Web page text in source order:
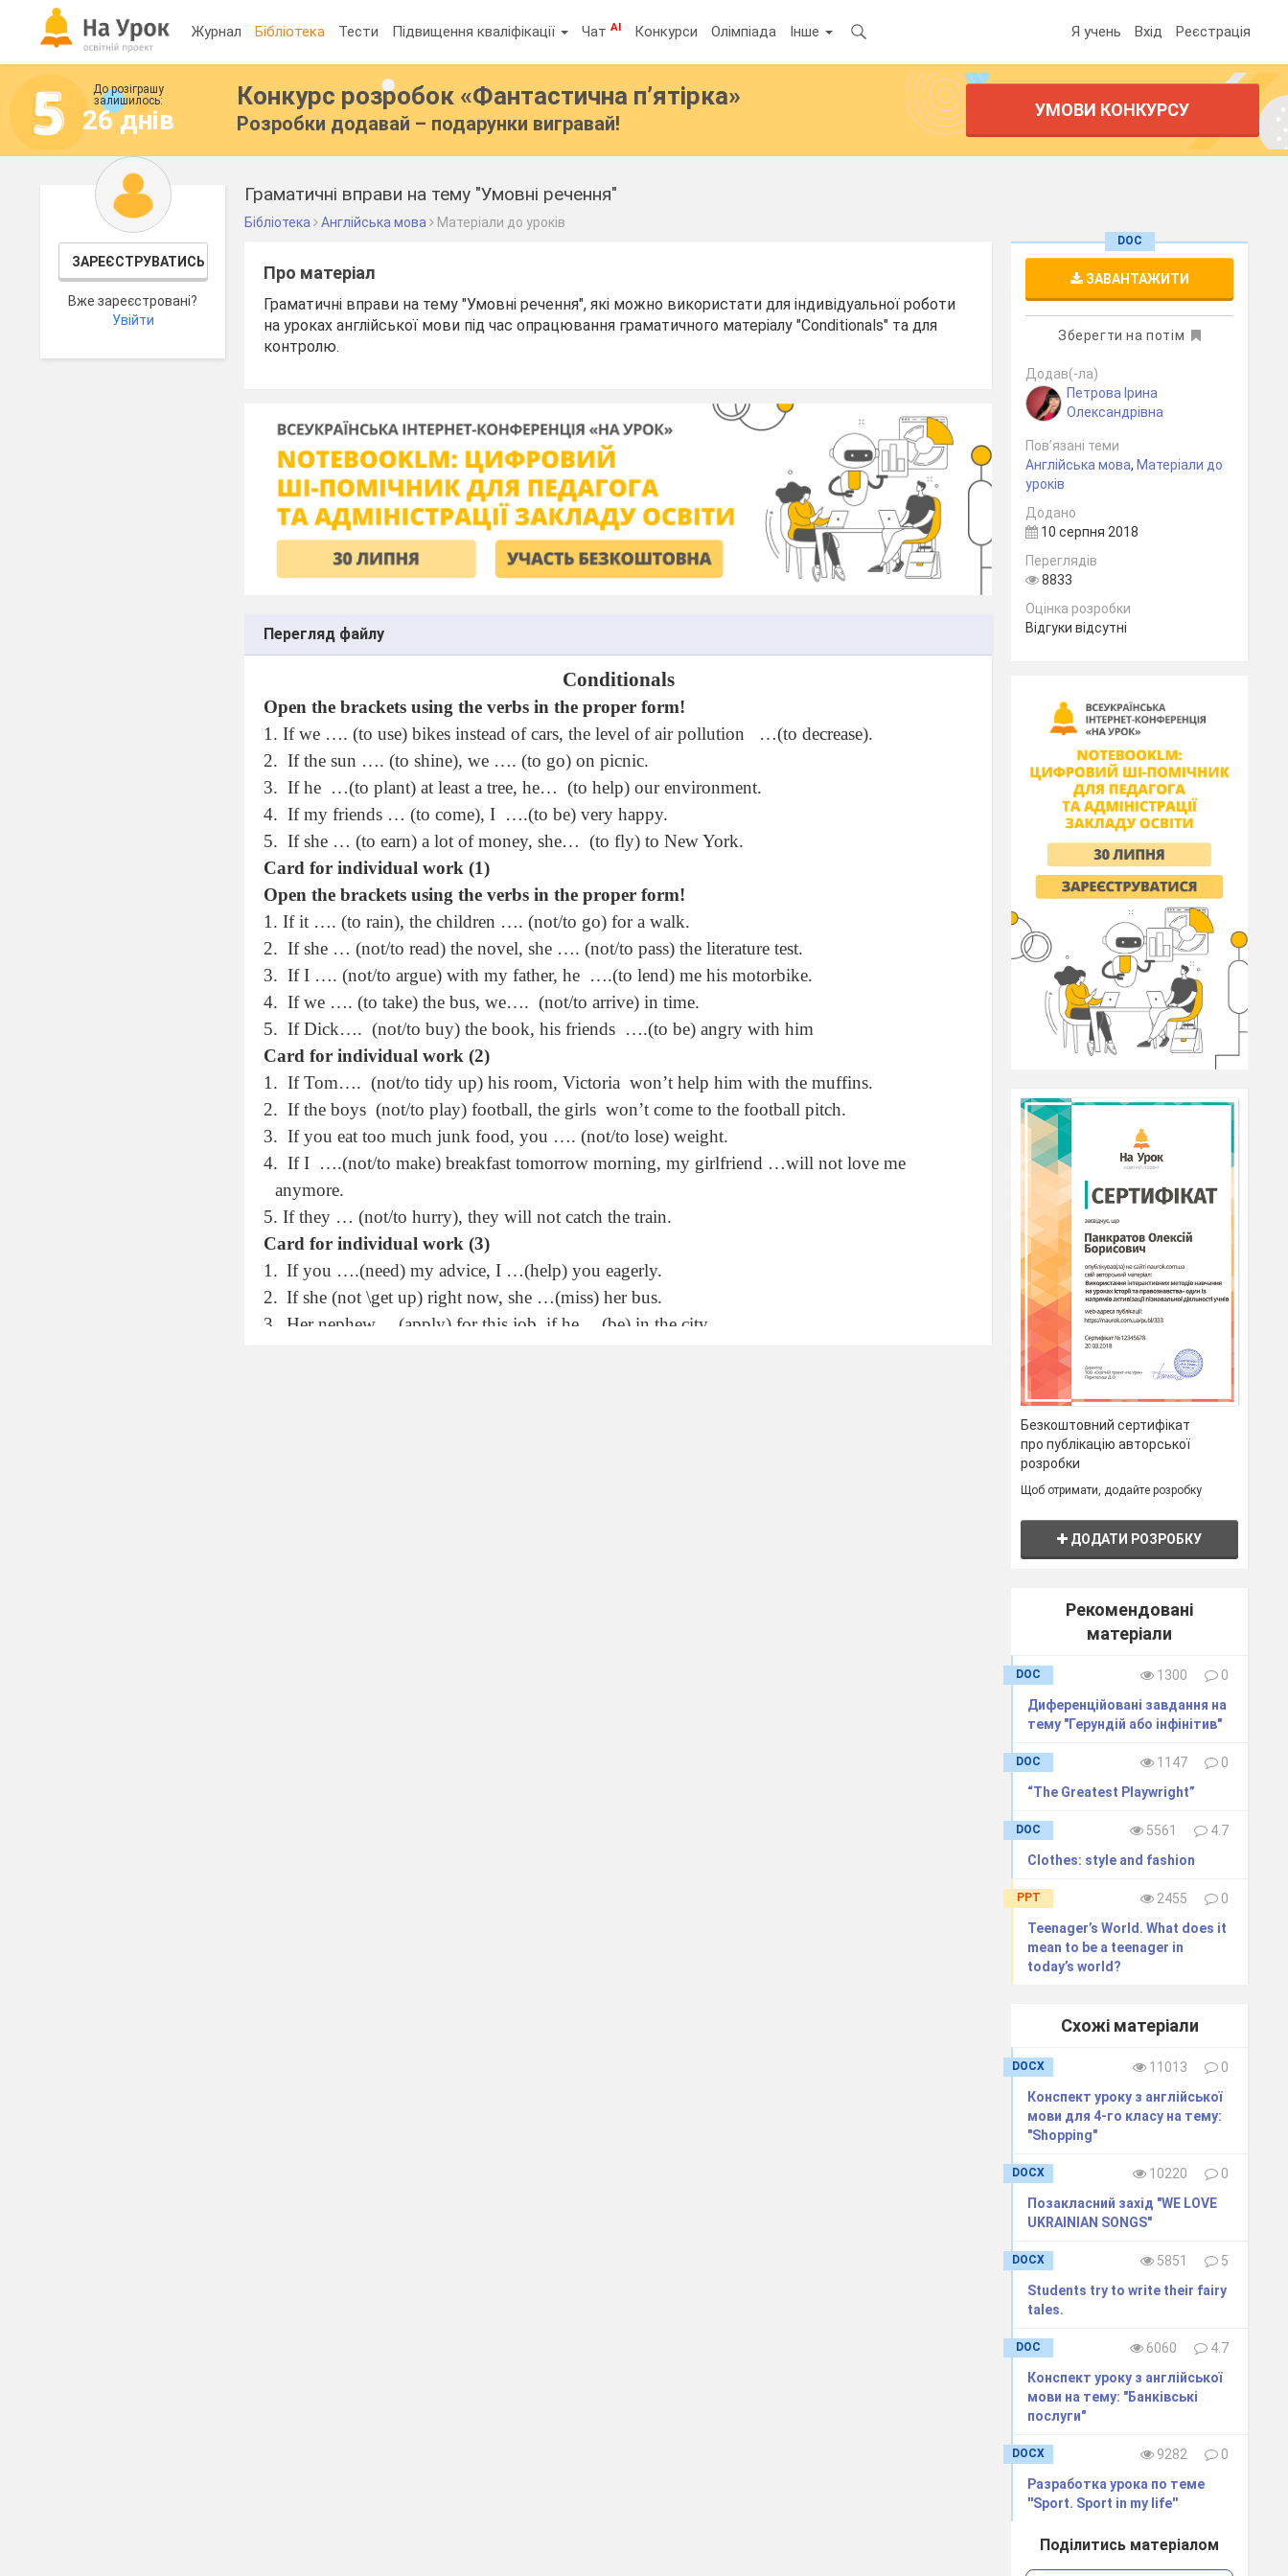
Журнал Бібліотека Тести Підвищення кваліфікації ЧатAI Конкурси Олімпіада Інше Я учень Вхід Реєстрація
До розіграшу
залишилось:
26 днів
Конкурс розробок «Фантастична п’ятірка»
Розробки додавай – подарунки вигравай!
УМОВИ КОНКУРСУ
ЗАРЕЄСТРУВАТИСЬ
Вже зареєстровані?
Увійти
Граматичні вправи на тему "Умовні речення"
Бібліотека Англійська мова Матеріали до уроків
Про матеріал
Граматичні вправи на тему "Умовні речення", які можно використати для індивідуальної роботи
на уроках англійської мови під час опрацювання граматичного матеріалу "Conditionals" та для
контролю.
Перегляд файлу
Conditionals
Open the brackets using the verbs in the proper form!
1. If we …. (to use) bikes instead of cars, the level of air pollution
…(to decrease).
2. If the sun …. (to shine), we …. (to go) on picnic.
3. If he …(to plant) at least a tree, he… (to help) our environment.
4. If my friends … (to come), I ….(to be) very happy.
5. If she … (to earn) a lot of money, she… (to fly) toNew York.
Card for individual work (1)
Open the brackets using the verbs in the proper form!
1. If it …. (to rain), the children …. (not/to go) for a walk.
2. If she … (not/to read) the novel, she …. (not/to pass) the literature test.
3. If I …. (not/to argue) with my father, he ….(to lend) me his motorbike.
4. If we …. (to take) the bus, we…. (not/to arrive) in time.
5. If Dick…. (not/to buy) the book, his friends ….(to be) angry with him
Card for individual work (2)
1. If Tom…. (not/to tidy up) his room, Victoria won’t help him with the muffins.
2. If the boys (not/to play) football, the girls won’t come to the football pitch.
3. If you eat too much junk food, you …. (not/to lose) weight.
4. If I ….(not/to make) breakfast tomorrow morning, my girlfriend …will not love me
anymore.
5. If they … (not/to hurry), they will not catch the train.
Card for individual work (3)
If you ….(need) my advice, I …(help) you eagerly.
If she (not \get up) right now, she …(miss) her bus.
Her nephew …(apply) for this job, if he …(be) in the city.
DOC
ЗАВАНТАЖИТИ
Зберегти на потім
Додав(-ла)
Петрова Ірина
Олександрівна
Пов’язані теми
Англійська мова, Матеріали до
уроків
Додано
10 серпня 2018
Переглядів
8833
Оцінка розробки
Відгуки відсутні
Безкоштовний сертифікат
про публікацію авторської
розробки
Щоб отримати, додайте розробку
ДОДАТИ РОЗРОБКУ
Рекомендовані
матеріали
DOC 1300
0
Диференційовані завдання на
тему "Герундій або інфінітив"
DOC 1147
0
“The Greatest Playwright”
DOC 5561
4.7
Clothes: style and fashion
PPT 2455
0
Teenager’s World. What does it
mean to be a teenager in
today’s world?
Схожі матеріали
DOCX 11013
0
Конспект уроку з англійської
мови для 4-го класу на тему:
"Shopping"
DOCX 10220
0
Позакласний захід "WE LOVE
UKRAINIAN SONGS"
DOCX 5851
5
Students try to write their fairy
tales.
DOC 6060
4.7
Конспект уроку з англійської
мови на тему: "Банківські
послуги"
DOCX 9282
0
Разработка урока по теме
''Sport. Sport in my life''
Поділитись матеріалом